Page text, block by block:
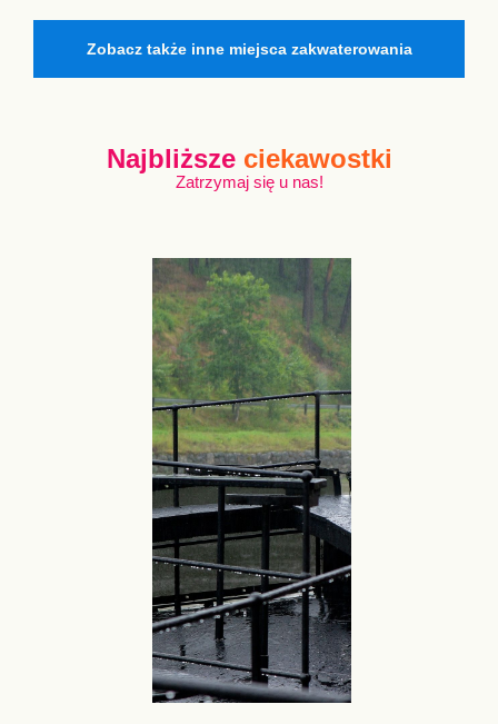
Zobacz także inne miejsca zakwaterowania
Najbliższe ciekawostki
Zatrzymaj się u nas!